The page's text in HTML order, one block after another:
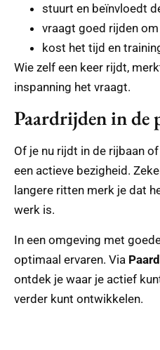
stuurt en beïnvloedt
vraagt goed rijden
kost het tijd en
Wie zelf een keer rijdt,
inspanning het vraagt.
Paardrijden in
Of je nu rijdt in de rijbaan
een actieve bezigheid.
langere ritten merk je dat
werk is.
In een omgeving met
optimaal ervaren. Via
ontdek je waar je actief
verder kunt ontwikkelen.